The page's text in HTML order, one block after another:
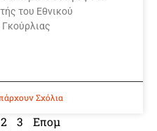
του Εθνικού
Σχόλια
2 3 Επομ